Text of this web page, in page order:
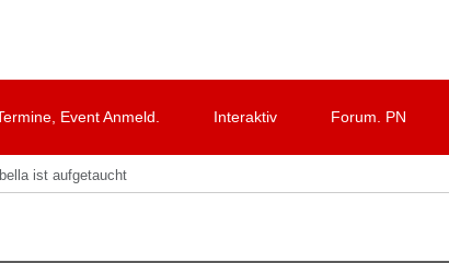
Event Anmeld. Interaktiv Forum. PN
ist aufgetaucht